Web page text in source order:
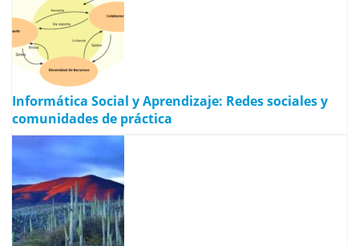
Informática Social y Aprendizaje: Redes sociales y
comunidades de práctica